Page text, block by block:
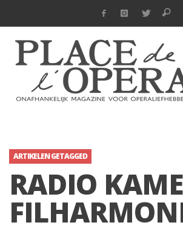
ARTIKELEN GETAGGED
RADIO